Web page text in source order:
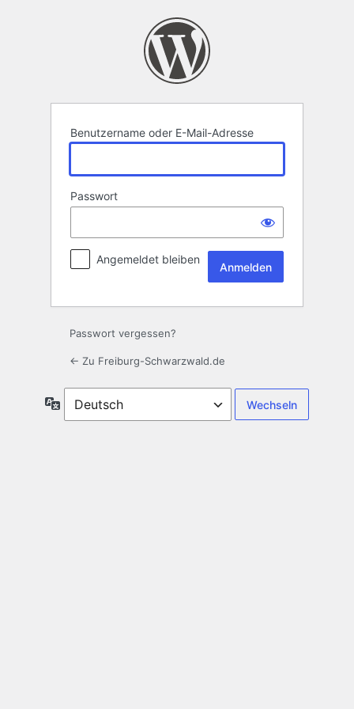
Benutzername oder E-Mail-Adresse
Passwort
Angemeldet bleiben
Passwort vergessen?
← Zu Freiburg-Schwarzwald.de
Sprache